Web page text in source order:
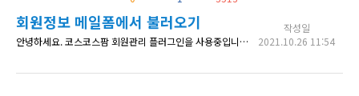
회원정보 메일폼에서 불러오기
안녕하세요. 코스코스팜 회원관리 플러그인을 사용중입니다. 회원가입때 받은 정보 (ex. 연락처)를 입력폼 기본값으로 불러오는 방법이 있을까요? 예를들어 컨텍트폼게시판으로 구현한다고 하면, 입력필드에 '연락처'를 추가하면 회원정보에 입력된 '연락처' 값을 가져오는 방법이 궁금합니다.
작성일
2021.10.26 11:54